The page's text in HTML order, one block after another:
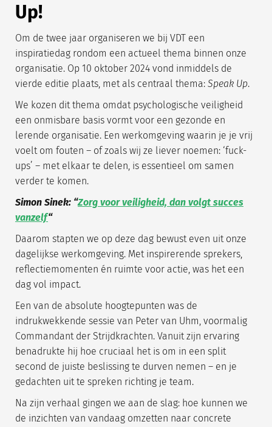
Up!
Om de twee jaar organiseren we bij VDT een
inspiratiedag rondom een actueel thema binnen onze
organisatie. Op 10 oktober 2024 vond inmiddels de
vierde editie plaats, met als centraal thema: Speak Up.
We kozen dit thema omdat psychologische veiligheid
een onmisbare basis vormt voor een gezonde en
lerende organisatie. Een werkomgeving waarin je je vrij
voelt om fouten – of zoals wij ze liever noemen: ‘fuck-
ups’ – met elkaar te delen, is essentieel om samen
verder te komen.
Simon Sinek: “Zorg voor veiligheid, dan volgt succes
vanzelf“
Daarom stapten we op deze dag bewust even uit onze
dagelijkse werkomgeving. Met inspirerende sprekers,
reflectiemomenten én ruimte voor actie, was het een
dag vol impact.
Een van de absolute hoogtepunten was de
indrukwekkende sessie van Peter van Uhm, voormalig
Commandant der Strijdkrachten. Vanuit zijn ervaring
benadrukte hij hoe cruciaal het is om in een split
second de juiste beslissing te durven nemen – en je
gedachten uit te spreken richting je team.
Na zijn verhaal gingen we aan de slag: hoe kunnen we
de inzichten van vandaag omzetten naar concrete